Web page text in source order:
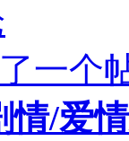
一个
情/爱